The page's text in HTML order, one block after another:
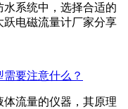
系统中，选择合适的
跃电磁流量计厂家​分享
要注意什么？
流量的仪器，其原理